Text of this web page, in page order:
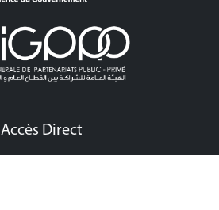
Accès Direct